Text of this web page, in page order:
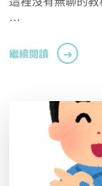
…
繼續閱讀